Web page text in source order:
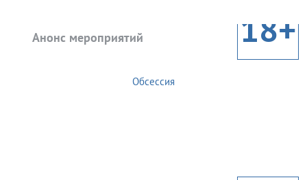
Анонс мероприятий 18+
Обсессия